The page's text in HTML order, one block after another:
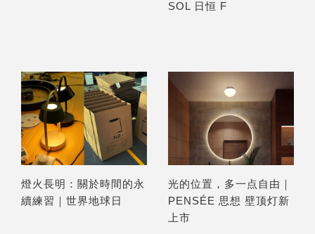
SOL 日恒 F
燈火長明：關於時間的永
續練習｜世界地球日
光的位置，多一点自由｜
PENSÉE 思想 壁顶灯新
上市